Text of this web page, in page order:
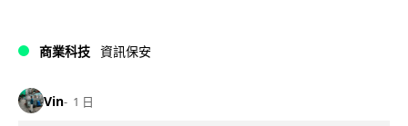
商業科技 資訊保安
Vin 1 日